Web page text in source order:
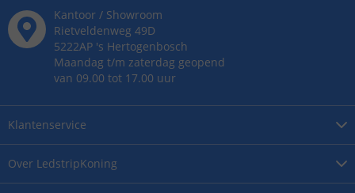
Over LedstripKoning
Klantenservice
Kantoor / Showroom
Rietveldenweg 49D
5222AP 's Hertogenbosch
Maandag t/m zaterdag geopend
van 09.00 tot 17.00 uur